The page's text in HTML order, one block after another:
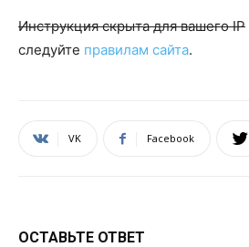
Инструкция скрыта для вашего IP
следуйте правилам сайта.
VK Facebook
ОСТАВЬТЕ ОТВЕТ